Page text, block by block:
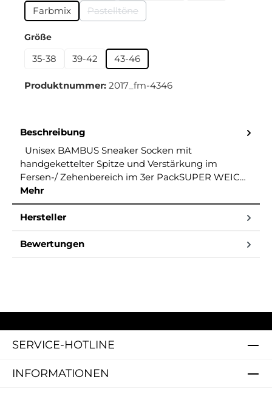
Farbmix
Pastelltöne
(Diese Option ist zurzeit nicht
Größeauswählen
35-38 39-42 43-46
Produktnummer: 2017_fm-4346
Beschreibung
Unisex BAMBUS Sneaker Socken mit
handgekettelter Spitze und Verstärkung im
Fersen-/ Zehenbereich im 3er PackSUPER WEIC…
Mehr
Hersteller
Bewertungen
SERVICE-HOTLINE
INFORMATIONEN